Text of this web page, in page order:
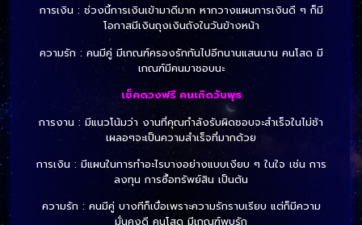
การเงิน : ช่วงนี้การเงินเข้ามาดีมาก หากวางแผนการเงินดี ๆ ก็มี
โอกาสมีเงินถุงเงินถังในวันข้างหน้า
ความรัก : คนมีคู่ มีเกณฑ์ครองรักกันไปอีกนานแสนนาน คนโสด มี
เกณฑ์มีคนมาชอบนะ
เช็คดวงฟรี คนเกิดวันพุธ
การงาน : มีแนวโน้มว่า งานที่คุณกำลังรับผิดชอบจะสำเร็จในไม่ช้า
เผลอๆจะเป็นความสำเร็จที่มากด้วย
การเงิน : มีแผนในการทำอะไรบางอย่างแบบเงียบ ๆ ในใจ เช่น การ
ลงทุน การซื้อทรัพย์สิน เป็นต้น
ความรัก : คนมีคู่ บางทีก็เบื่อเพราะความรักราบเรียบ แต่ก็มีความ
มั่นคงดี คนโสด มีเกณฑ์พบรัก